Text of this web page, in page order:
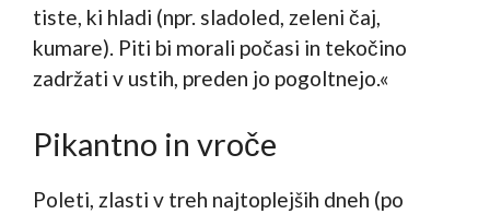
tiste, ki hladi (npr. sladoled, zeleni čaj,
kumare). Piti bi morali počasi in tekočino
zadržati v ustih, preden jo pogoltnejo.«
Pikantno in vroče
Poleti, zlasti v treh najtoplejših dneh (po